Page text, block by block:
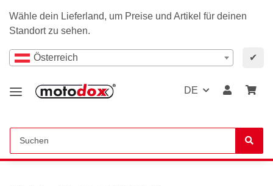
Wähle dein Lieferland, um Preise und Artikel für deinen
Standort zu sehen.
Österreich ✔
DE